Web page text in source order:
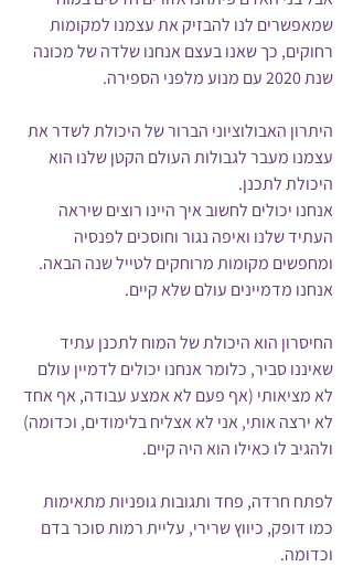
שמאפשרים לנו להבזיק את עצמנו למקומות
רחוקים, כך שאנו בעצם אנחנו שלדה של מכונה
שנת 2020 עם מנוע מלפני הספירה.
היתרון האבולוציוני הברור של היכולת לשדר את
עצמנו מעבר לגבולות העולם הקטן שלנו הוא
היכולת לתכנן.
אנחנו יכולים לחשוב איך היינו רוצים שיראה
העתיד שלנו ואיפה נגור וחוסכים לפנסיה
ומחפשים מקומות מרוחקים לטייל שנה הבאה.
אנחנו מדמיינים עולם שלא קיים.
החיסרון הוא היכולת של המוח לתכנן עתיד
שאיננו סביר, כלומר אנחנו יכולים לדמיין עולם
לא מציאותי (אף פעם לא אמצע עבודה, אף אחד
לא ירצה אותי, אני לא אצליח בלימודים, וכדומה)
ולהגיב לו כאילו הוא היה קיים.
לפתח חרדה, פחד ותגובות גופניות מתאימות
כמו דופק, כיווץ שרירי, עליית רמות סוכר בדם
וכדומה.